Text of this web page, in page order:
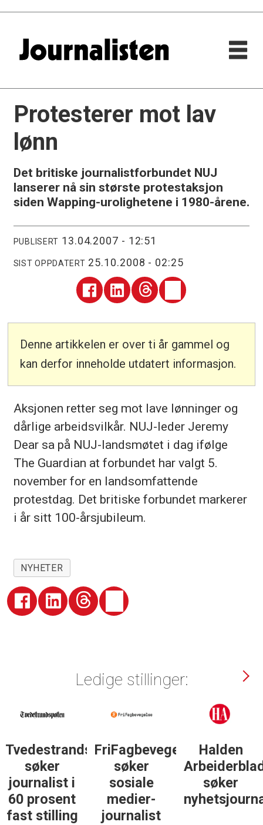
Protesterer mot lav
lønn
Det britiske journalistforbundet NUJ
lanserer nå sin største protestaksjon
siden Wapping-urolighetene i 1980-årene.
PUBLISERT 13.04.2007 - 12:51
SIST OPPDATERT 25.10.2008 - 02:25
Denne artikkelen er over ti år gammel og
kan derfor inneholde utdatert informasjon.
Aksjonen retter seg mot lave lønninger og
dårlige arbeidsvilkår. NUJ-leder Jeremy
Dear sa på NUJ-landsmøtet i dag ifølge
The Guardian at forbundet har valgt 5.
november for en landsomfattende
protestdag. Det britiske forbundet markerer
i år sitt 100-årsjubileum.
NYHETER
Ledige stillinger:
Tvedestrandsposten
søker
journalist i
60 prosent
fast stilling
FriFagbevegelse
søker
sosiale
medier-
journalist
Halden
søker